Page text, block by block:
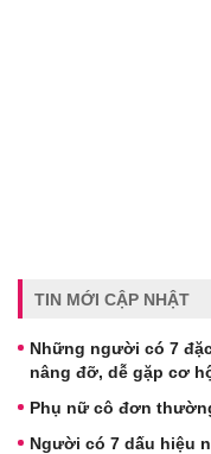
TIN MỚI CẬP NHẬT
Những người có 7
nâng đỡ, dễ gặp cơ
Phụ nữ cô đơn
Người có 7 dấu hiệu